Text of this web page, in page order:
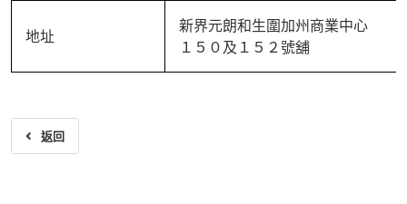
地址
新界元朗和生圍加州商業中心
１５０及１５２號舖
返回